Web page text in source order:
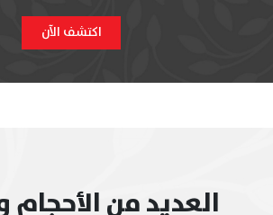
اكتشف الآن
العديد من الأحجام